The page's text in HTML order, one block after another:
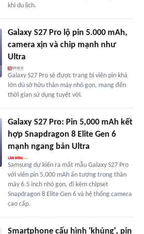
khi du lịch.
Galaxy S27 Pro lộ pin 5.000 mAh,
camera xịn và chip mạnh như
Ultra
Galaxy S27 Pro sẽ được trang bị viên pin khá
lớn dù sở hữu thân máy nhỏ gọn, mang đến
thời gian sử dụng tuyệt vời.
Galaxy S27 Pro: Pin 5,000 mAh kết
hợp Snapdragon 8 Elite Gen 6
mạnh ngang bản Ultra
Samsung dự kiến ra mắt mẫu Galaxy S27 Pro
với viên pin 5,000 mAh ấn tượng trong thân
máy 6.5 inch nhỏ gọn, đi kèm chipset
Snapdragon 8 Elite Gen 6 và hệ thống camera
cao cấp.
Smartphone cấu hình 'khủng', pin